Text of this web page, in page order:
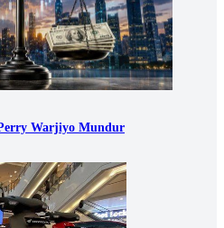
Warjiyo Mundur